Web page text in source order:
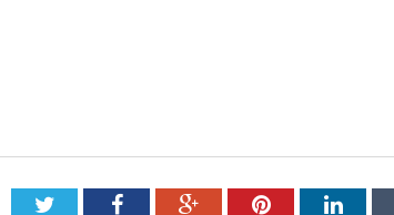
TwitterFacebookGoogle+